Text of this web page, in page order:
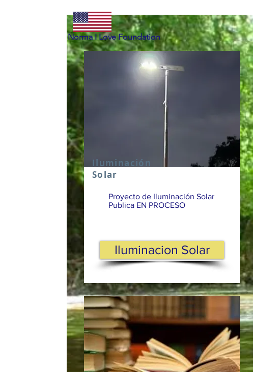
Norma I Love Foundation
Iluminación
Solar
Proyecto de Iluminación Solar
Publica EN PROCESO
Iluminacion Solar